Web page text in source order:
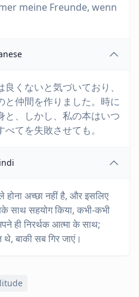
meine Freunde, wenn
くないと気づいており、
と仲間を作りました。時に
と、しかし、私の本はいつ
てを失敗させても。
अच्छा नहीं है, और इसलिए
साथ सहयोग किया, कभी-कभी
ही निरर्थक आत्मा के साथ;
थे, बाकी सब गिर जाएं।